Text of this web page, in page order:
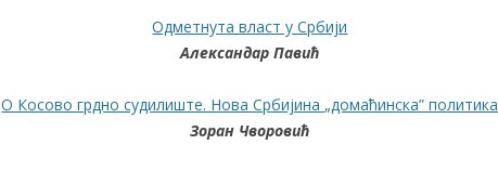
Одметнута власт у Србији
Александар Павић
О Косово грдно судилиште. Нова Србијина „домаћинска” политика
Зоран Чворовић